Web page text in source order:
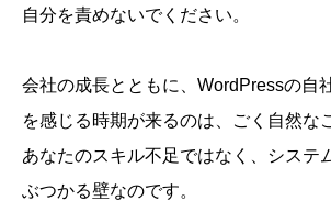
自分を責めないでください。
会社の成長とともに、WordPressの自
を感じる時期が来るのは、ごく自然な
あなたのスキル不足ではなく、システ
ぶつかる壁なのです。